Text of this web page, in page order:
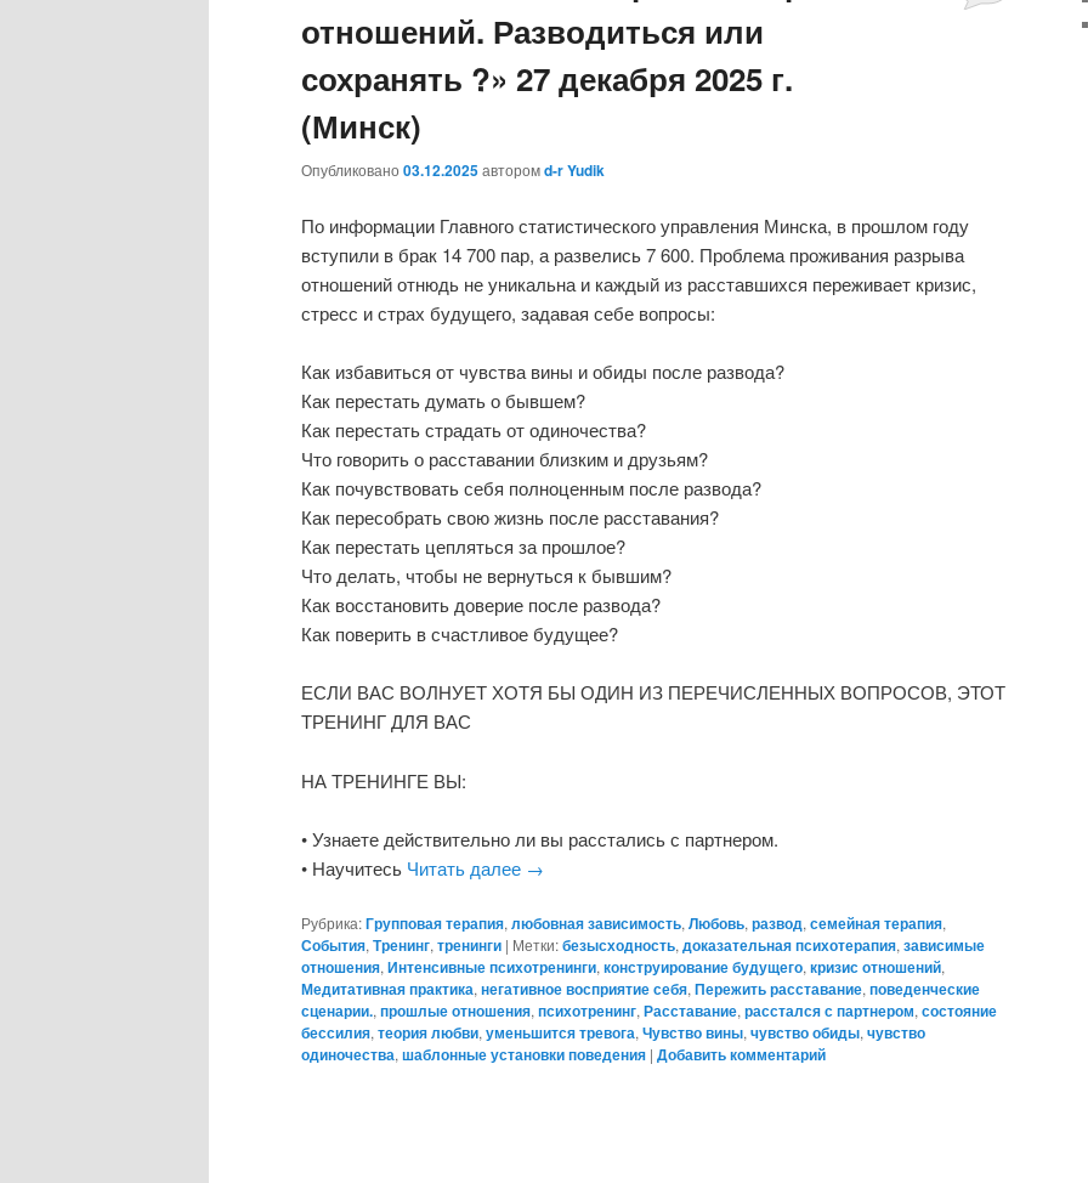
отношений. Разводиться или
сохранять ?» 27 декабря 2025 г.
(Минск)
Опубликовано 03.12.2025авторомd-r Yudik
По информации Главного статистического управления Минска, в прошлом году
вступили в брак 14 700 пар, а развелись 7 600. Проблема проживания разрыва
отношений отнюдь не уникальна и каждый из расставшихся переживает кризис,
стресс и страх будущего, задавая себе вопросы:
Как избавиться от чувства вины и обиды после развода?
Как перестать думать о бывшем?
Как перестать страдать от одиночества?
Что говорить о расставании близким и друзьям?
Как почувствовать себя полноценным после развода?
Как пересобрать свою жизнь после расставания?
Как перестать цепляться за прошлое?
Что делать, чтобы не вернуться к бывшим?
Как восстановить доверие после развода?
Как поверить в счастливое будущее?
ЕСЛИ ВАС ВОЛНУЕТ ХОТЯ БЫ ОДИН ИЗ ПЕРЕЧИСЛЕННЫХ ВОПРОСОВ, ЭТОТ
ТРЕНИНГ ДЛЯ ВАС
НА ТРЕНИНГЕ ВЫ:
• Узнаете действительно ли вы расстались с партнером.
• Научитесь Читать далее →
Рубрика:Групповая терапия,любовная зависимость,Любовь,развод,семейная терапия,
События,Тренинг,тренинги | Метки:безысходность,доказательная психотерапия,зависимые
отношения,Интенсивные психотренинги,конструирование будущего,кризис отношений,
Медитативная практика,негативное восприятие себя,Пережить расставание,поведенческие
сценарии.,прошлые отношения,психотренинг,Расставание,расстался с партнером,состояние
бессилия,теория любви,уменьшится тревога,Чувство вины,чувство обиды,чувство
одиночества,шаблонные установки поведения | Добавить комментарий